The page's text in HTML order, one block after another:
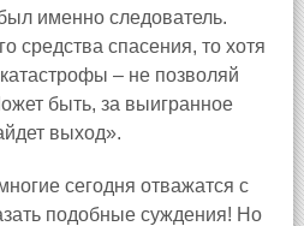
именно следователь.
средства спасения, то хотя
– не позволяй
быть, за выигранное
выход».
сегодня отважатся с
подобные суждения! Но